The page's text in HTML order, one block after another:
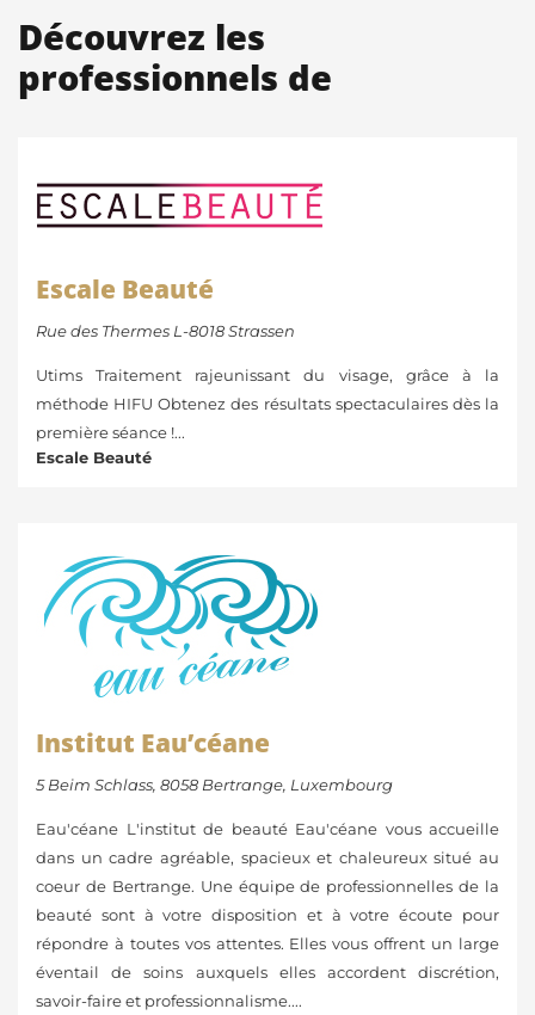
Découvrez les
professionnels de
Escale Beauté
Rue des Thermes L-8018 Strassen
Utims Traitement rajeunissant du visage, grâce à la
méthode HIFU Obtenez des résultats spectaculaires dès la
première séance !...
Escale Beauté
Institut Eau’céane
5 Beim Schlass, 8058 Bertrange, Luxembourg
Eau'céane L'institut de beauté Eau'céane vous accueille
dans un cadre agréable, spacieux et chaleureux situé au
coeur de Bertrange. Une équipe de professionnelles de la
beauté sont à votre disposition et à votre écoute pour
répondre à toutes vos attentes. Elles vous offrent un large
éventail de soins auxquels elles accordent discrétion,
savoir-faire et professionnalisme....